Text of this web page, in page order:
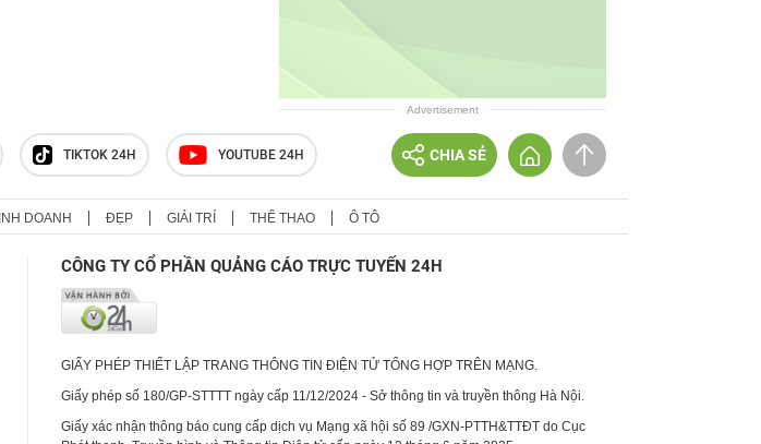
Advertisement
TIKTOK 24H YOUTUBE 24H CHIA SẺ
DOANH ĐẸP GIẢI TRÍ THỂ THAO Ô TÔ
CÔNG TY CỔ PHẦN QUẢNG CÁO TRỰC TUYẾN 24H
GIẤY PHÉP THIẾT LẬP TRANG THÔNG TIN ĐIỆN TỬ TỔNG HỢP TRÊN MẠNG.
Giấy phép số 180/GP-STTTT ngày cấp 11/12/2024 - Sở thông tin và truyền thông Hà Nội.
Giấy xác nhận thông báo cung cấp dịch vụ Mạng xã hội số 89 /GXN-PTTH&TTĐT do Cục